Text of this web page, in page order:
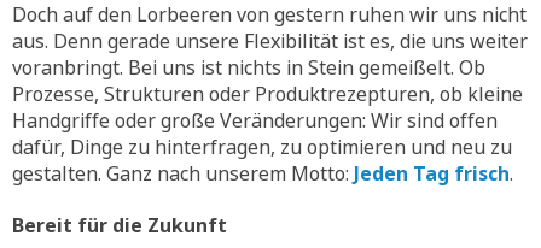
Doch auf den Lorbeeren von gestern ruhen wir uns nicht
aus. Denn gerade unsere Flexibilität ist es, die uns weiter
voranbringt. Bei uns ist nichts in Stein gemeißelt. Ob
Prozesse, Strukturen oder Produktrezepturen, ob kleine
Handgriffe oder große Veränderungen: Wir sind offen
dafür, Dinge zu hinterfragen, zu optimieren und neu zu
gestalten. Ganz nach unserem Motto: Jeden Tag frisch.
Bereit für die Zukunft